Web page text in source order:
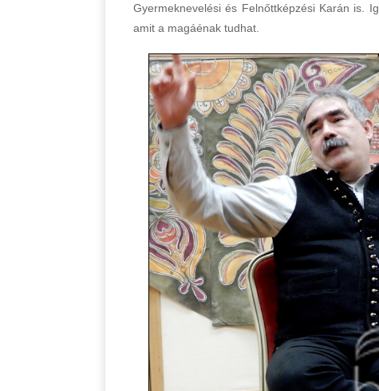
Gyermeknevelési és Felnőttképzési Karán is.
amit a magáénak tudhat.